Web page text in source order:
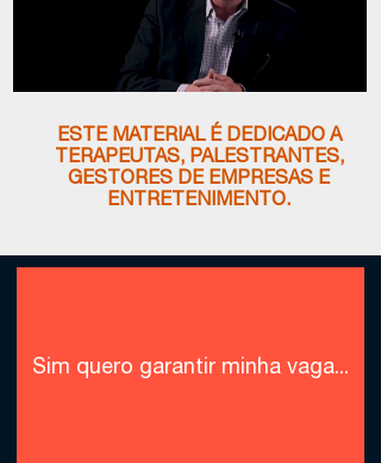
ESTE MATERIAL É DEDICADO A
TERAPEUTAS, PALESTRANTES,
GESTORES DE EMPRESAS E
ENTRETENIMENTO.
Sim quero garantir minha vaga...